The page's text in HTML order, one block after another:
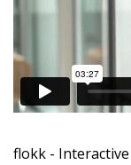
Crear Cuenta
flokk -